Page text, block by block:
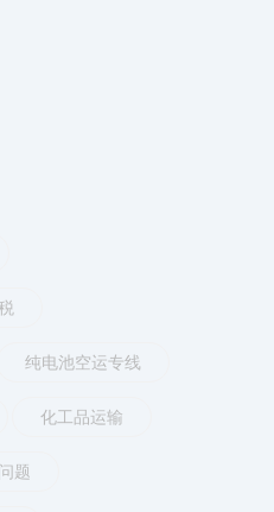
纯电池空运专线
化工品运输
题